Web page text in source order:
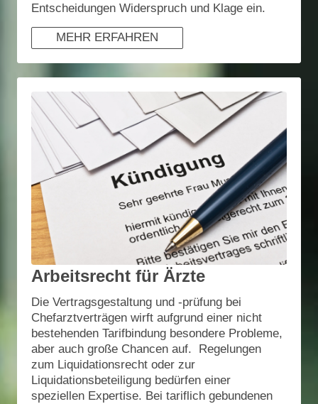
Entscheidungen Widerspruch und Klage ein.
MEHR ERFAHREN
Arbeitsrecht für Ärzte
Die Vertragsgestaltung und -prüfung bei
Chefarztverträgen wirft aufgrund einer nicht
bestehenden Tarifbindung besondere Probleme,
aber auch große Chancen auf. Regelungen
zum Liquidationsrecht oder zur
Liquidationsbeteiligung bedürfen einer
speziellen Expertise. Bei tariflich gebundenen